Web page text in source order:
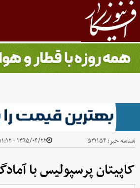
شناسه خبر:۵۳۱۱۵۴ ۱۳۹۵/۰۴/۲۲ - ۱۱:۱۲
کاپیتان پرسپولیس با